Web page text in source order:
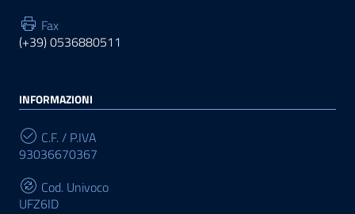
Fax
(+39) 0536880511
INFORMAZIONI
C.F. / P.IVA
93036670367
Cod. Univoco
UFZ6ID